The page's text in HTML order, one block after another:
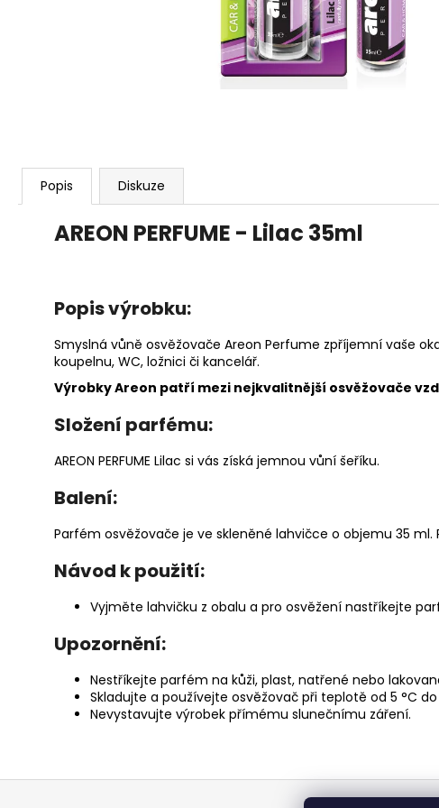
Popis Diskuze
AREON PERFUME - Lilac 35ml
Popis výrobku:
Smyslná vůně osvěžovače Areon Perfume zpříjemní vaše
koupelnu, WC, ložnici či kancelář.
Výrobky Areon patří mezi nejkvalitnější osvěžovače
Složení parfému:
AREON PERFUME Lilac si vás získá jemnou vůní šeříku.
Balení:
Parfém osvěžovače je ve skleněné lahvičce o objemu 35
Návod k použití:
Vyjměte lahvičku z obalu a pro osvěžení nastříkejte
Upozornění:
Nestříkejte parfém na kůži, plast, natřené nebo
Skladujte a používejte osvěžovač při teplotě od 5 °C do
Nevystavujte výrobek přímému slunečnímu záření.
119 Kč
Z